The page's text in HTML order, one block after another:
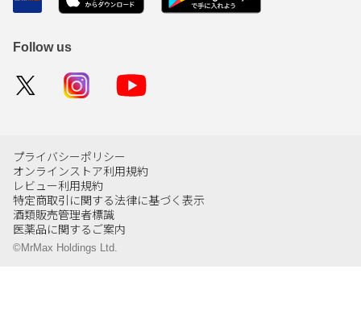
Follow us
プライバシーポリシー
オンラインストア利用規約
レビュー利用規約
特定商取引に関する法律に基づく表示
酒類販売管理者標識
医薬品に関するご案内
©MrMax Holdings Ltd.